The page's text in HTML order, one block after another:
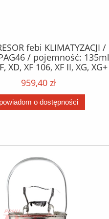
febi KLIMATYZACJI /
/ pojemność: 135ml
XD, XF 106, XF II, XG, XG+
959,40 zł
powiadom o dostępności